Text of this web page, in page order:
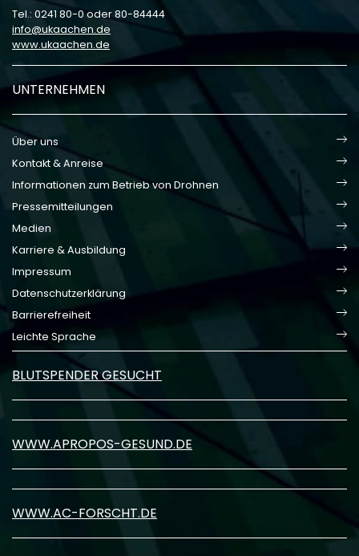
Tel.: 0241 80-0 oder 80-84444
info
ukaachen de
www.ukaachen.de
UNTERNEHMEN
Über uns
Kontakt & Anreise
Informationen zum Betrieb von Drohnen
Pressemitteilungen
Medien
Karriere & Ausbildung
Impressum
Datenschutzerklärung
Barrierefreiheit
Leichte Sprache
BLUTSPENDER GESUCHT
WWW.APROPOS-GESUND.DE
WWW.AC-FORSCHT.DE